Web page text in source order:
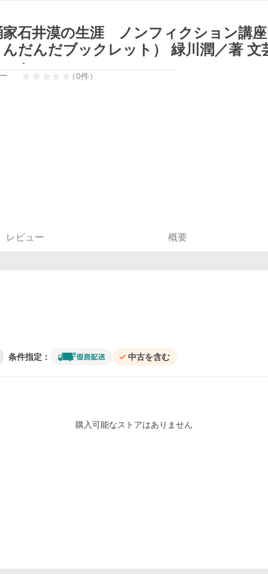
家石井漠の生涯 ノンフィクション講
だんだブックレット） 緑川潤／著 文
-
（0件）
レビュー 概要
条件指定： 中古を含む
購入可能なストアはありません